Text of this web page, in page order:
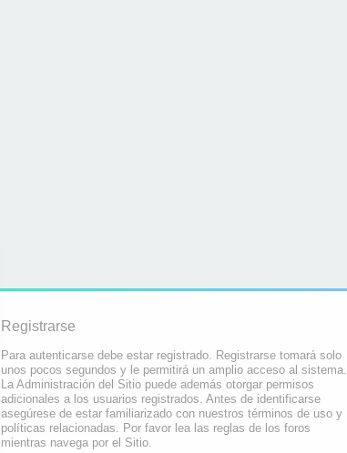
Registrarse
Para autenticarse debe estar registrado. Registrarse tomará solo
unos pocos segundos y le permitirá un amplio acceso al sistema.
La Administración del Sitio puede además otorgar permisos
adicionales a los usuarios registrados. Antes de identificarse
asegúrese de estar familiarizado con nuestros términos de uso y
políticas relacionadas. Por favor lea las reglas de los foros
mientras navega por el Sitio.